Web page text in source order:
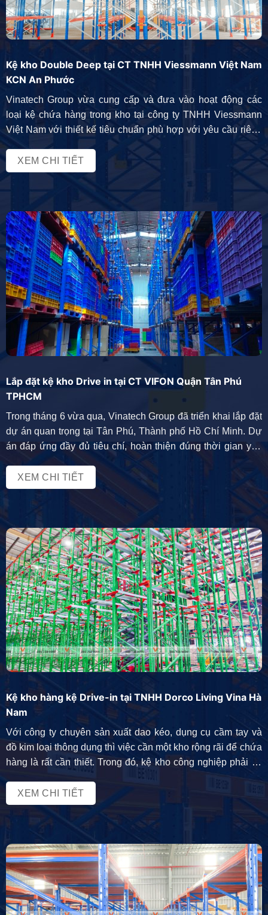
Kệ kho Double Deep tại CT TNHH Viessmann Việt Nam
KCN An Phước
Vinatech Group vừa cung cấp và đưa vào hoạt động các
loại kệ chứa hàng trong kho tại công ty TNHH Viessmann
Việt Nam với thiết kế tiêu chuẩn phù hợp với yêu cầu riêng
của khách hàng. Sau đây là một số thông tin chi tiết về dự
án lắp đặt kệ kho hàng […]
XEM CHI TIẾT
Lắp đặt kệ kho Drive in tại CT VIFON Quận Tân Phú
TPHCM
Trong tháng 6 vừa qua, Vinatech Group đã triển khai lắp đặt
dự án quan trọng tại Tân Phú, Thành phố Hồ Chí Minh. Dự
án đáp ứng đầy đủ tiêu chí, hoàn thiện đúng thời gian yêu
cầu của Công Ty CP Kỹ Nghệ Thực Phẩm Việt Nam
(VIFON). Dưới đây là thông tin […]
XEM CHI TIẾT
Kệ kho hàng kệ Drive-in tại TNHH Dorco Living Vina Hà
Nam
Với công ty chuyên sản xuất dao kéo, dụng cụ cầm tay và
đồ kim loại thông dụng thì việc cần một kho rộng rãi để chứa
hàng là rất cần thiết. Trong đó, kệ kho công nghiệp phải có
khả năng chịu lực tốt, độ bền cao. Với tiêu chí đó, đại diện
Công […]
XEM CHI TIẾT